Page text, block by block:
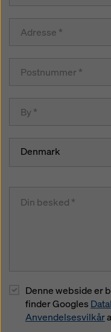
Denmark
Denne webside er
finder Googles
Anvendelsesvilkår